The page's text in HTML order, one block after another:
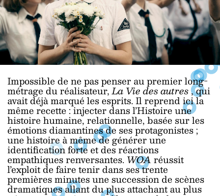
Impossible de ne pas penser au premier long-
métrage du réalisateur,La Vie des autres, qui
avait déjà marqué les esprits. Il reprend ici la
même recette : injecter dans l’Histoire une
histoire humaine, relationnelle, basée sur les
émotions diamantines de ses protagonistes ;
une histoire à même de générer une
identification forte et des réactions
empathiques renversantes. WOAréussit
l’exploit de faire tenir dans ses trente
premières minutes une succession de scènes
dramatiques allant du plus attachant au plus